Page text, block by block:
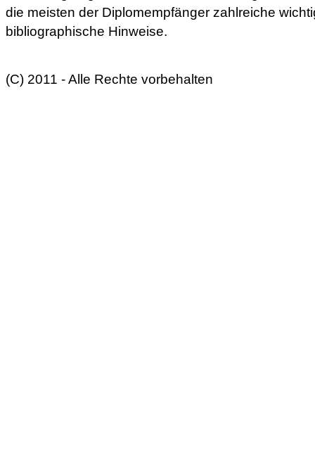
die meisten der Diplomempfänger zahlreiche
bibliographische Hinweise.
(C) 2011 - Alle Rechte vorbehalten